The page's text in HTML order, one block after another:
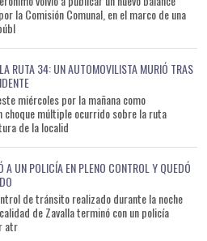
la Comisión Comunal, en el marco de una
RUTA 34: UN AUTOMOVILISTA MURIÓ TRAS
miércoles por la mañana como
choque múltiple ocurrido sobre la ruta
de la localid
A UN POLICÍA EN PLENO CONTROL Y QUEDÓ
de tránsito realizado durante la noche
de Zavalla terminó con un policía
atr